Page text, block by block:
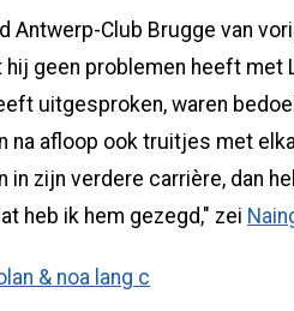
Antwerp-Club Brugge van
geen problemen heeft met
uitgesproken, waren
na afloop ook truitjes met
in zijn verdere carrière, dan
heb ik hem gezegd," zei